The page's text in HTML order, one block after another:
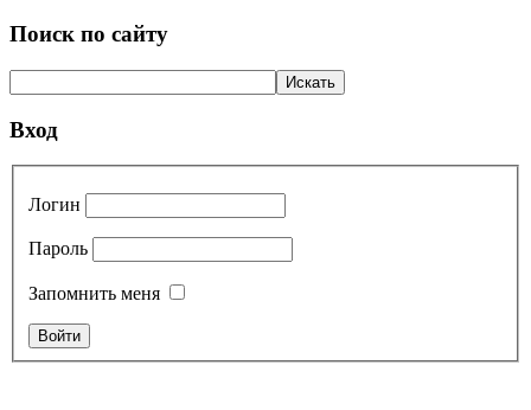
Поиск по сайту
Вход
Логин
Пароль
Запомнить меня